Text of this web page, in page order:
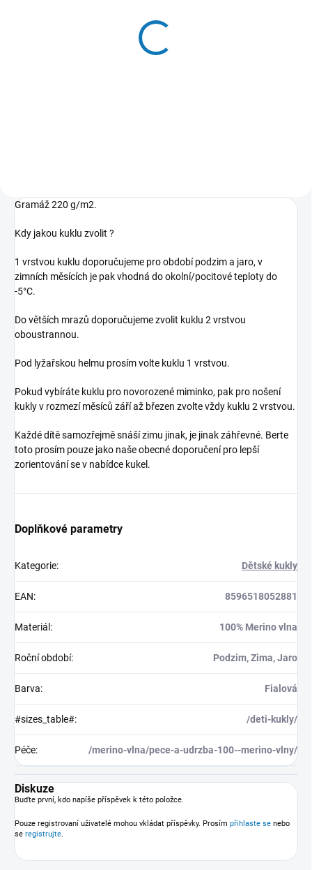
Merino kamaše vysoký
pas dětské Fialový melír
Gramáž 220 g/m2.
Kdy jakou kuklu zvolit ?
1 vrstvou kuklu doporučujeme pro období podzim a jaro, v
zimních měsících je pak vhodná do okolní/pocitové teploty do
-5°C.
Do větších mrazů doporučujeme zvolit kuklu 2 vrstvou
oboustrannou.
Pod lyžařskou helmu prosím volte kuklu 1 vrstvou.
Pokud vybíráte kuklu pro novorozené miminko, pak pro nošení
kukly v rozmezí měsíců září až březen zvolte vždy kuklu 2 vrstvou.
Každé dítě samozřejmě snáší zimu jinak, je jinak záhřevné. Berte
toto prosím pouze jako naše obecné doporučení pro lepší
zorientování se v nabídce kukel.
Doplňkové parametry
Kategorie: Dětské kukly
EAN: 8596518052881
Materiál : 100% Merino vlna
Roční období: Podzim, Zima, Jaro
Barva: Fialová
#sizes_table#: /deti-kukly/
Péče: /merino-vlna/pece-a-udrzba-100--merino-vlny/
Diskuze
Buďte první, kdo napíše příspěvek k této položce.
Pouze registrovaní uživatelé mohou vkládat příspěvky. Prosím přihlaste se nebo
se registrujte.